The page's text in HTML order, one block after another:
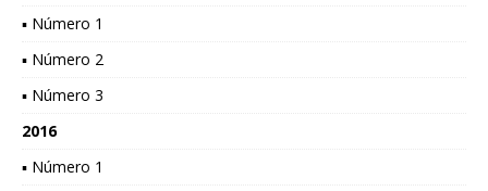
▪ Número 1
▪ Número 2
▪ Número 3
2016
▪ Número 1